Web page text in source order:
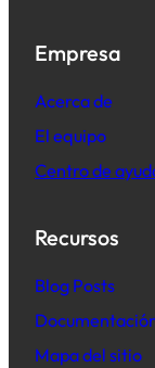
Empresa
Acerca de
El equipo
Centro de
Recursos
Blog Posts
Mapa del sitio